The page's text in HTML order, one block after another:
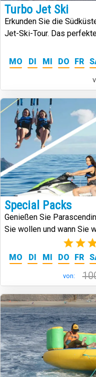
Turbo Jet Ski
Erkunden Sie die
Jet-Ski-Tour. Das
MO
DI MI DO FR
Special Packs
Genießen Sie
Sie wollen und wann Sie
MO DI MI DO FR
von: